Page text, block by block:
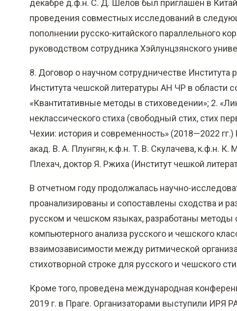
декабре д.ф.н. С. Д. Шелов был приглашен в
проведения совместных исследований в
пополнении русско-китайского параллельного
руководством сотрудника Хэйлунцзянского
8. Договор о научном сотрудничестве Института
Института чешской литературы АН ЧР в области
«Квантитативные методы в стиховедении»; 2.
неклассического стиха (свободный стих, стих
Чехии: история и современность» (2018—2022
акад. В. А. Плунгян, к.ф.н. Т. В. Скулачева, к.ф.н.
Плехач, доктор Я. Ржиха (Институт чешкой
В отчетном году продолжалась научно-
проанализированы и сопоставлены сходства и
русском и чешском языках, разработаны методы
компьютерного анализа русского и чешского
взаимозависимости между ритмической
стихотворной строке для русского и чешского
Кроме того, проведена международная
2019 г. в Праге. Организаторами выступили ИРЯ